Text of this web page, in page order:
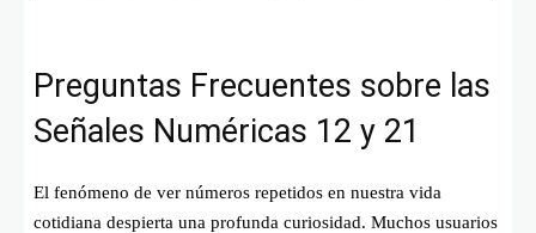
Preguntas Frecuentes sobre las
Señales Numéricas 12 y 21
El fenómeno de ver números repetidos en nuestra vida
cotidiana despierta una profunda curiosidad. Muchos usuarios